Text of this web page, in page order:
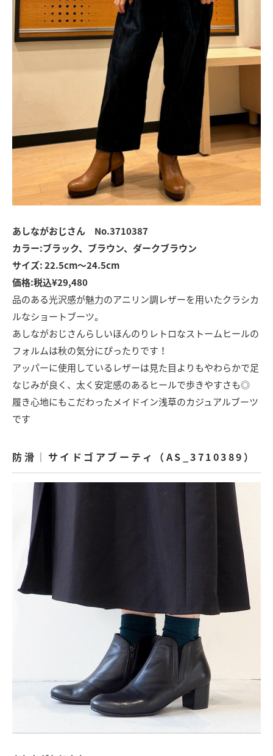
あしながおじさん No.3710387
カラー:ブラック、ブラウン、ダークブラウン
サイズ: 22.5cm〜24.5cm
価格:税込¥29,480
品のある光沢感が魅力のアニリン調レザーを用いたクラシカ
ルなショートブーツ。
あしながおじさんらしいほんのりレトロなストームヒールの
フォルムは秋の気分にぴったりです！
アッパーに使用しているレザーは見た目よりもやわらかで足
なじみが良く、太く安定感のあるヒールで歩きやすさも◎
履き心地にもこだわったメイドイン浅草のカジュアルブーツ
です
防滑│サイドゴアブーティ（AS_3710389）